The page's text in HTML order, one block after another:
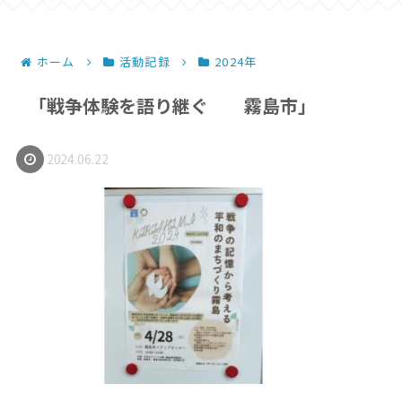
ホーム 活動記録 2024年
「戦争体験を語り継ぐ 霧島市」
2024.06.22